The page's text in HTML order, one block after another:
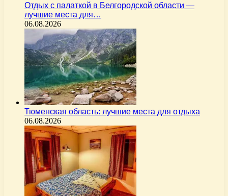
Отдых с палаткой в Белгородской области —
лучшие места для…
06.08.2026
Тюменская область: лучшие места для отдыха
06.08.2026